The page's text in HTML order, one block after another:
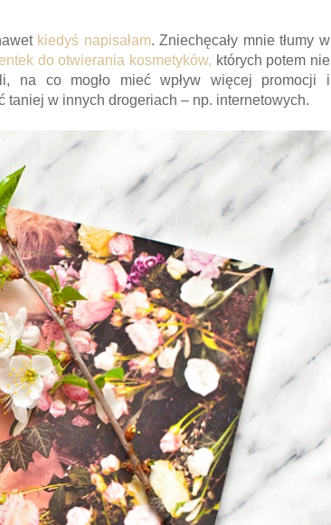
kiedyś napisałam. Zniechęcały mnie tłumy w
do otwierania kosmetyków, których potem nie
na co mogło mieć wpływ więcej promocji i
w innych drogeriach – np. internetowych.